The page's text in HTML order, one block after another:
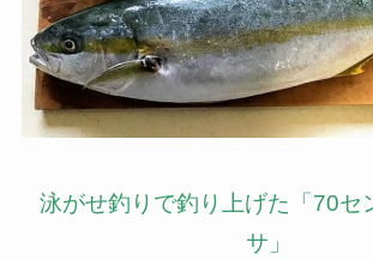
泳がせ釣りで釣り上げた「70セ
サ」